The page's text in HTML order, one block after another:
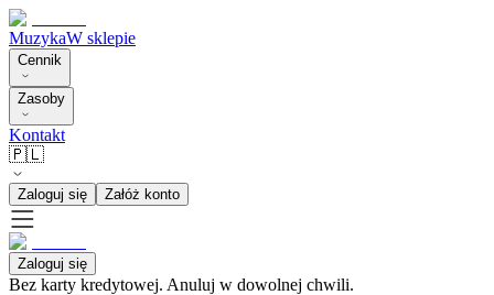
MuzykaW sklepie
Cennik
Zasoby
Kontakt
🇵🇱
Zaloguj się Załóż konto
Zaloguj się
Bez karty kredytowej. Anuluj w dowolnej chwili.